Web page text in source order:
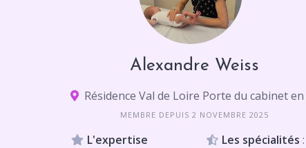
Alexandre Weiss
MEMBRE DEPUIS 2 NOVEMBRE 2025
L'expertise
Les spécialités :